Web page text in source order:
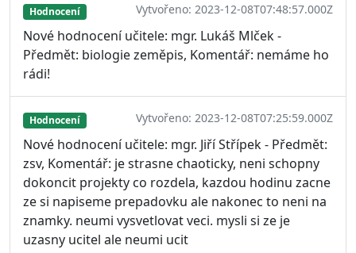
Hodnocení Vytvořeno: 2023-12-08T07:48:57.000Z
Nové hodnocení učitele: mgr. Lukáš Mlček -
Předmět: biologie zeměpis, Komentář: nemáme ho
rádi!
Hodnocení Vytvořeno: 2023-12-08T07:25:59.000Z
Nové hodnocení učitele: mgr. Jiří Střípek - Předmět:
zsv, Komentář: je strasne chaoticky, neni schopny
dokoncit projekty co rozdela, kazdou hodinu zacne
ze si napiseme prepadovku ale nakonec to neni na
znamky. neumi vysvetlovat veci. mysli si ze je
uzasny ucitel ale neumi ucit